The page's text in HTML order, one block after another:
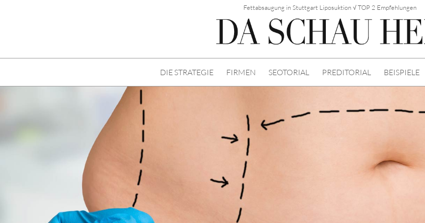
Fettabsaugung in Stuttgart Liposuktion √ TOP 2 Empfehlungen
DIE STRATEGIE FIRMEN SEOTORIAL PREDITORIAL BEISPIELE